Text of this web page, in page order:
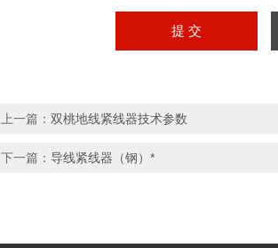
上一篇： 双桃地线紧线器技术参数
下一篇： 导线紧线器（钢）*